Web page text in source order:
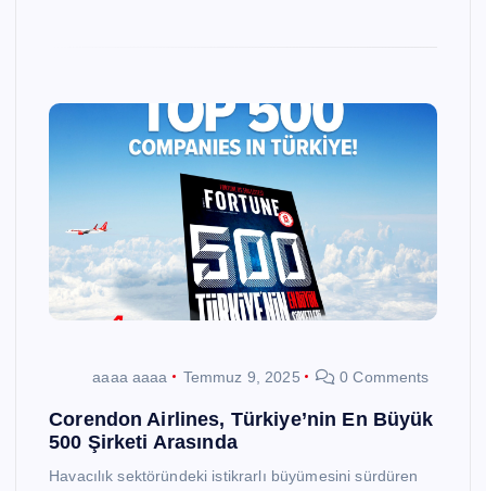
aaaa aaaa Temmuz 9, 2025 0 Comments
Corendon Airlines, Türkiye’nin En Büyük
500 Şirketi Arasında
Havacılık sektöründeki istikrarlı büyümesini sürdüren